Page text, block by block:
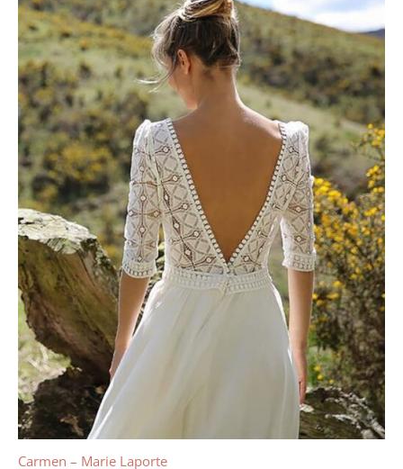
Carmen – Marie Laporte
3190 €.1900 €.